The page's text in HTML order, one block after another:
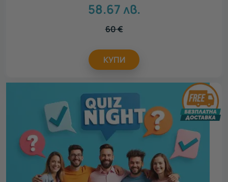
58.67лв.
60€
КУПИ